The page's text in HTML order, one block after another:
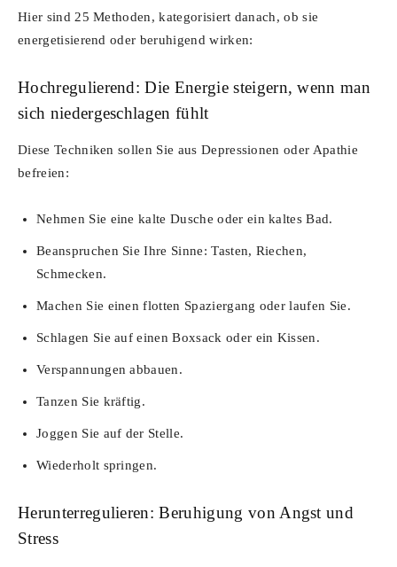
Hier sind 25 Methoden, kategorisiert danach, ob sie
energetisierend oder beruhigend wirken:
Hochregulierend: Die Energie steigern, wenn man
sich niedergeschlagen fühlt
Diese Techniken sollen Sie aus Depressionen oder Apathie
befreien:
Nehmen Sie eine kalte Dusche oder ein kaltes Bad.
Beanspruchen Sie Ihre Sinne: Tasten, Riechen,
Schmecken.
Machen Sie einen flotten Spaziergang oder laufen Sie.
Schlagen Sie auf einen Boxsack oder ein Kissen.
Verspannungen abbauen.
Tanzen Sie kräftig.
Joggen Sie auf der Stelle.
Wiederholt springen.
Herunterregulieren: Beruhigung von Angst und
Stress